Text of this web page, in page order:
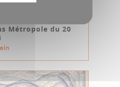
Métropole du 20